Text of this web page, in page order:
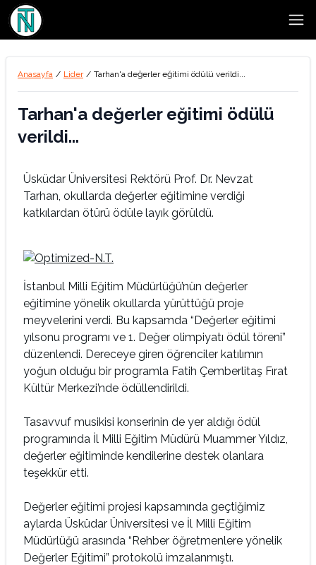
Anasayfa / Lider / Tarhan'a değerler eğitimi ödülü verildi...
Tarhan'a değerler eğitimi ödülü
verildi...
Üsküdar Üniversitesi Rektörü Prof. Dr. Nevzat
Tarhan, okullarda değerler eğitimine verdiği
katkılardan ötürü ödüle layık görüldü.
İstanbul Milli Eğitim Müdürlüğü’nün değerler
eğitimine yönelik okullarda yürüttüğü proje
meyvelerini verdi. Bu kapsamda “Değerler eğitimi
yılsonu programı ve 1. Değer olimpiyatı ödül töreni”
düzenlendi. Dereceye giren öğrenciler katılımın
yoğun olduğu bir programla Fatih Çemberlitaş Fırat
Kültür Merkezi’nde ödüllendirildi.
Tasavvuf musikisi konserinin de yer aldığı ödül
programında İl Milli Eğitim Müdürü Muammer Yıldız,
değerler eğitiminde kendilerine destek olanlara
teşekkür etti.
Değerler eğitimi projesi kapsamında geçtiğimiz
aylarda Üsküdar Üniversitesi ve İl Milli Eğitim
Müdürlüğü arasında “Rehber öğretmenlere yönelik
Değerler Eğitimi” protokolü imzalanmıştı.